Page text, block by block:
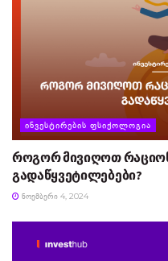
ᲘᲜᲕᲔᲡᲢᲘᲠᲔᲑᲘᲡ ᲤᲡᲘᲥᲝᲚᲝᲒᲘᲐ
როგორ მივიღოთ
გადაწყვეტილებები?
ᲜᲝᲔᲛᲑᲔᲠᲘ 4, 2024